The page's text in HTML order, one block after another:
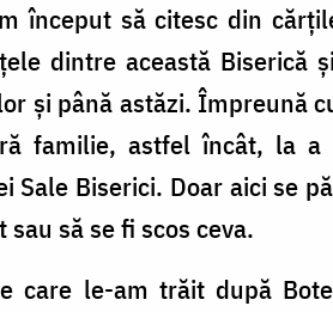
început să citesc din
dintre această Biserică
și până astăzi. Împreună
familie, astfel încât, la
Sale Biserici. Doar aici se
sau să se fi scos ceva.
care le-am trăit după